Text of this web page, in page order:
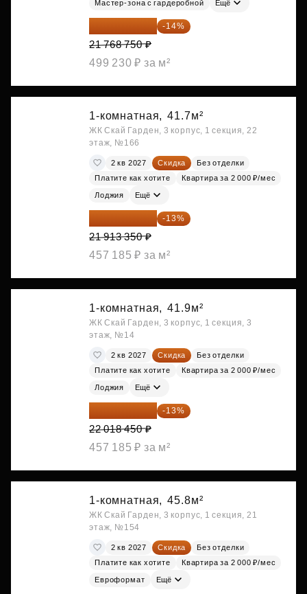
Мастер-зона с гардеробной Ещё
18 721 125 ₽ -14%
21 768 750 ₽
499 230 ₽ за м²
1-комнатная, 41.7м²
ЖК Скай Гарден, 3 корпус, 1 секция, 22
этаж, №166
2 кв 2027 Скидка
Без отделки
Платите как хотите
Квартира за 2 000 ₽/мес
Лоджия Ещё
19 064 615 ₽ -13%
21 913 350 ₽
457 185 ₽ за м²
1-комнатная, 41.9м²
ЖК Скай Гарден, 3 корпус, 1 секция, 3
этаж, №14
2 кв 2027 Скидка
Без отделки
Платите как хотите
Квартира за 2 000 ₽/мес
Лоджия Ещё
19 156 052 ₽ -13%
22 018 450 ₽
457 185 ₽ за м²
1-комнатная, 45.8м²
ЖК Скай Гарден, 3 корпус, 1 секция, 21
этаж, №154
2 кв 2027 Скидка
Без отделки
Платите как хотите
Квартира за 2 000 ₽/мес
Евроформат Ещё